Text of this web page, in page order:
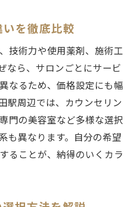
しないカラー施術の秘
アサロンの違いを比較
い美容室の選び方を解説
の仕上がりを実現する
を徹底比較
技術力や使用薬剤、施術工
なら、サロンごとにサービ
なるため、価格設定にも幅
駅周辺では、カウンセリン
門の美容室など多様な選択
も異なります。自分の希望
ることが、納得のいくカラ